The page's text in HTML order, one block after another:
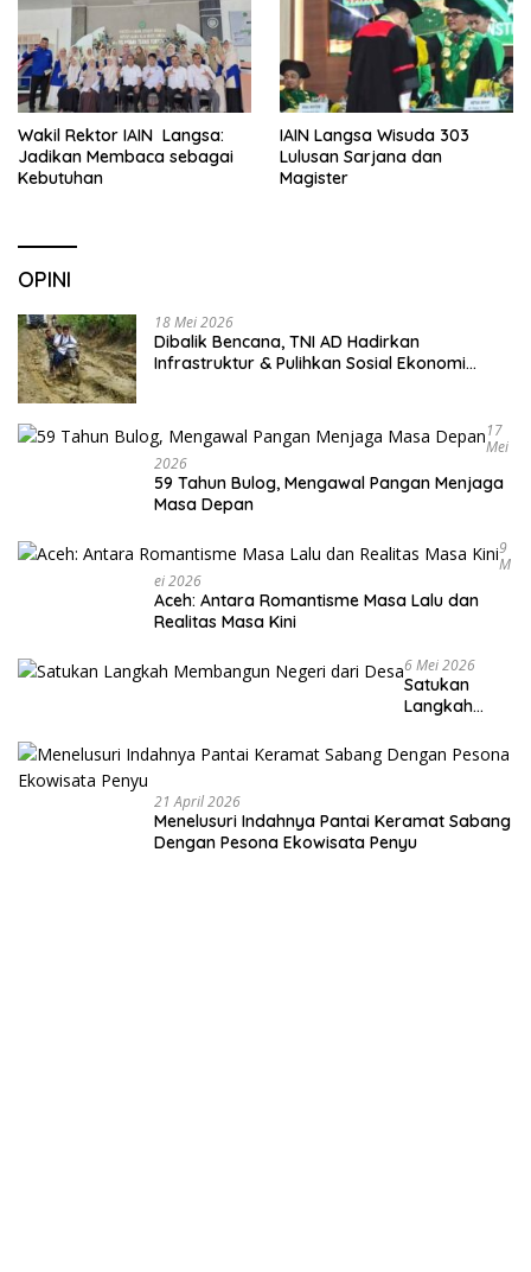
Wakil Rektor IAIN Langsa:
Jadikan Membaca sebagai
Kebutuhan
IAIN Langsa Wisuda 303
Lulusan Sarjana dan
Magister
OPINI
18 Mei 2026
Dibalik Bencana, TNI AD Hadirkan
Infrastruktur & Pulihkan Sosial Ekonomi
17
Mei
2026
59 Tahun Bulog, Mengawal Pangan Menjaga
Masa Depan
9
M
Ei 2026
Aceh: Antara Romantisme Masa Lalu dan
Realitas Masa Kini
6 Mei 2026
Satukan
Langkah
Negeri dari
Desa
21 April 2026
Menelusuri Indahnya Pantai Keramat Sabang
Dengan Pesona Ekowisata Penyu